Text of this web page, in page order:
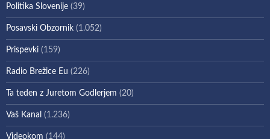
Politika Slovenije (39)
Posavski Obzornik (1.052)
Prispevki (159)
Radio Brežice Eu (226)
Ta teden z Juretom Godlerjem (20)
Vaš Kanal (1.236)
Videokom (144)